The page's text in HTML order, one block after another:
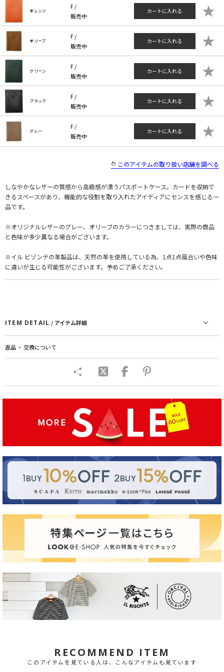
オレンジ
F /
販売中
カートに入れる ★
オリーブ
F /
販売中
カートに入れる ★
グリーン
F /
販売中
カートに入れる ★
ブラック
F /
販売中
カートに入れる ★
グレー
F /
販売中
カートに入れる ★
このアイテムの取り扱い店舗を調べる
しなやかなレザーの質感から高級感が漂うパスポートケース。カードを収納で
きるスペースがあり、機能的な役割を取り入れたアイディアにセンスを感じる一
品です。
※オリジナルレザーのグレー、オリーブのカラーにつきましては、実際の商品
と色味が多少異なる場合がございます。
※イル ビゾンテの革製品は、天然の革を使用している為、1点1点風合いや色味
に違いが生じる可能性がございます。予めご了承ください。
ITEM DETAIL / アイテム詳細
返品 ・ 交換について
RECOMMEND ITEM
このアイテムを見ている人は、こんなアイテムも見ています